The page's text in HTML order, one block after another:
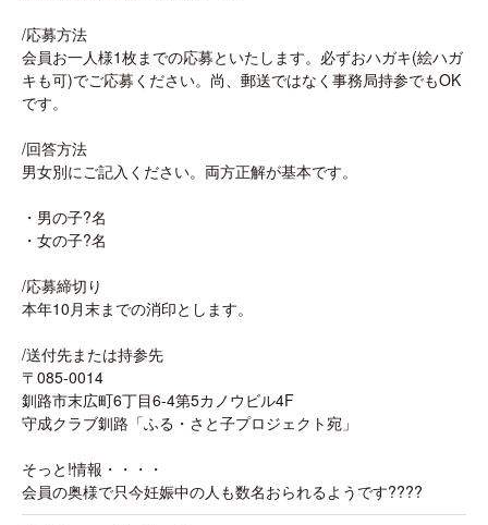
/応募方法
会員お一人様1枚までの応募といたします。必ずおハガキ(絵ハガ
キも可)でご応募ください。尚、郵送ではなく事務局持参でもOK
です。
/回答方法
男女別にご記入ください。両方正解が基本です。
・男の子?名
・女の子?名
/応募締切り
本年10月末までの消印とします。
/送付先または持参先
〒085-0014
釧路市末広町6丁目6-4第5カノウビル4F
守成クラブ釧路「ふる・さと子プロジェクト宛」
そっと!情報・・・・
会員の奥様で只今妊娠中の人も数名おられるようです????